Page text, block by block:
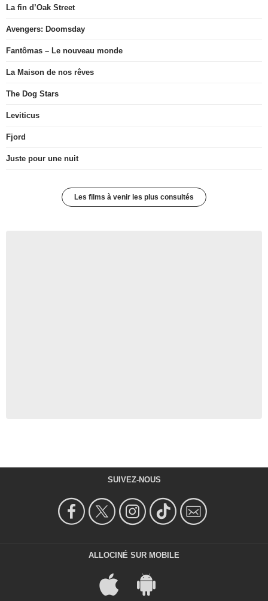
La fin d’Oak Street
Avengers: Doomsday
Fantômas – Le nouveau monde
La Maison de nos rêves
The Dog Stars
Leviticus
Fjord
Juste pour une nuit
Les films à venir les plus consultés
SUIVEZ-NOUS
ALLOCINÉ SUR MOBILE